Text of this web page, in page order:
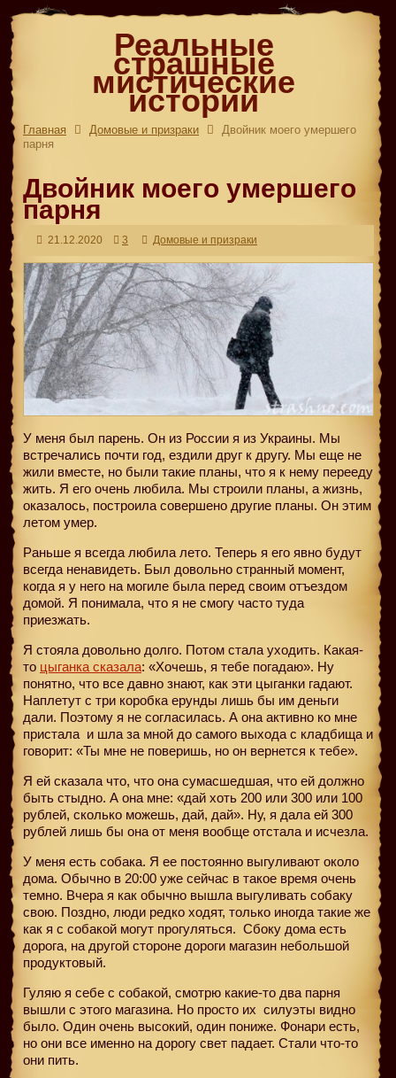
Реальные
страшные
мистические
истории
Главная Домовые и призраки
Двойник моего умершего
парня
Двойник моего умершего
парня
21.12.2020 3 Домовые и призраки
У меня был парень. Он из России я из Украины. Мы
встречались почти год, ездили друг к другу. Мы еще не
жили вместе, но были такие планы, что я к нему перееду
жить. Я его очень любила. Мы строили планы, а жизнь,
оказалось, построила совершено другие планы. Он этим
летом умер.
Раньше я всегда любила лето. Теперь я его явно будут
всегда ненавидеть. Был довольно странный момент,
когда я у него на могиле была перед своим отъездом
домой. Я понимала, что я не смогу часто туда
приезжать.
Я стояла довольно долго. Потом стала уходить. Какая-
то цыганка сказала: «Хочешь, я тебе погадаю». Ну
понятно, что все давно знают, как эти цыганки гадают.
Наплетут с три коробка ерунды лишь бы им деньги
дали. Поэтому я не согласилась. А она активно ко мне
пристала и шла за мной до самого выхода с кладбища и
говорит: «Ты мне не поверишь, но он вернется к тебе».
Я ей сказала что, что она сумасшедшая, что ей должно
быть стыдно. А она мне: «дай хоть 200 или 300 или 100
рублей, сколько можешь, дай, дай». Ну, я дала ей 300
рублей лишь бы она от меня вообще отстала и исчезла.
У меня есть собака. Я ее постоянно выгуливают около
дома. Обычно в 20:00 уже сейчас в такое время очень
темно. Вчера я как обычно вышла выгуливать собаку
свою. Поздно, люди редко ходят, только иногда такие же
как я с собакой могут прогуляться. Сбоку дома есть
дорога, на другой стороне дороги магазин небольшой
продуктовый.
Гуляю я себе с собакой, смотрю какие-то два парня
вышли с этого магазина. Но просто их силуэты видно
было. Один очень высокий, один пониже. Фонари есть,
но они все именно на дорогу свет падает. Стали что-то
они пить.